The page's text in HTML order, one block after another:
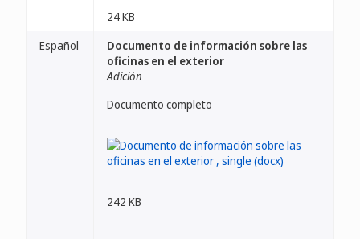
24 KB
Español
Documento de información sobre las
oficinas en el exterior
Adición
Documento completo
242 KB